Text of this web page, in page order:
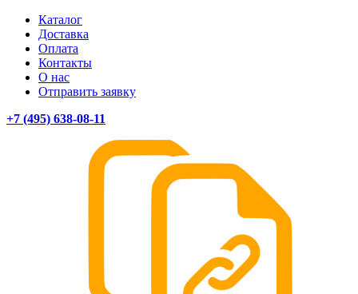
Каталог
Доставка
Оплата
Контакты
О нас
Отправить заявку
+7 (495) 638-08-11